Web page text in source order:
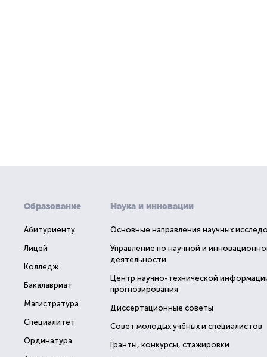
Образование
Абитуриенту
Лицей
Колледж
Бакалавриат
Магистратура
Специалитет
Ординатура
Наука и инновации
Основные направления научных
Управление по научной и
деятельности
Центр научно-технической
прогнозирования
Диссертационные советы
Совет молодых учёных и специалистов
Гранты, конкурсы, стажировки